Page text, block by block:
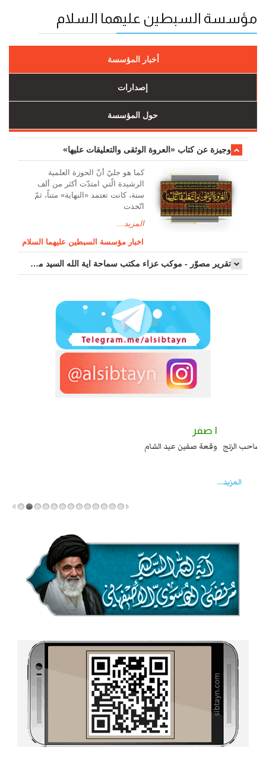
مؤسسة السبطين عليهما السلام
أخبار المؤسسة
إصدارات
حول المؤسسة
وجیزة عن کتاب «العروة الوثقی والتعلیقات علیها»
کما هو جليّ أنّ الحوزة العلمیة
الرشیدة الّتي امتدّت أكثر من ألف
سنة، كانت تعتمد «النهاية» متناً، ثمّ
اتّخذت
المزيد...
اخبار مؤسسة السبطين عليهما السلام
تقرير مصوّر - موكب عزاء مکتب سماحة اية الله السيد مرتضى الموسوي الاصفهاني في يوم إستشهاد السيدة فاطم...
عند يزيد شهادة زيد بن علي بن الحسين عليهما السلام قتل صاحب الزنج